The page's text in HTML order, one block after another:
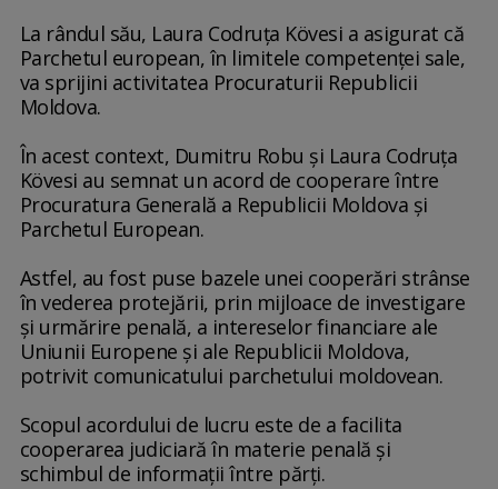
La rândul său, Laura Codruţa Kövesi a asigurat că
Parchetul european, în limitele competenţei sale,
va sprijini activitatea Procuraturii Republicii
Moldova.
În acest context, Dumitru Robu şi Laura Codruţa
Kövesi au semnat un acord de cooperare între
Procuratura Generală a Republicii Moldova şi
Parchetul European.
Astfel, au fost puse bazele unei cooperări strânse
în vederea protejării, prin mijloace de investigare
şi urmărire penală, a intereselor financiare ale
Uniunii Europene şi ale Republicii Moldova,
potrivit comunicatului parchetului moldovean.
Scopul acordului de lucru este de a facilita
cooperarea judiciară în materie penală şi
schimbul de informaţii între părţi.